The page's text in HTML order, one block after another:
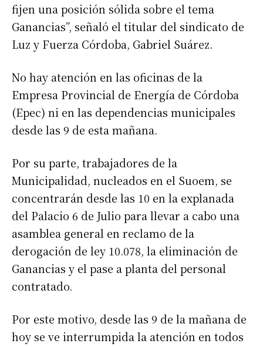
fijen una posición sólida sobre el tema
Ganancias”, señaló el titular del sindicato de
Luz y Fuerza Córdoba, Gabriel Suárez.
No hay atención en las oficinas de la
Empresa Provincial de Energía de Córdoba
(Epec) ni en las dependencias municipales
desde las 9 de esta mañana.
Por su parte, trabajadores de la
Municipalidad, nucleados en el Suoem, se
concentrarán desde las 10 en la explanada
del Palacio 6 de Julio para llevar a cabo una
asamblea general en reclamo de la
derogación de ley 10.078, la eliminación de
Ganancias y el pase a planta del personal
contratado.
Por este motivo, desde las 9 de la mañana de
hoy se ve interrumpida la atención en todos